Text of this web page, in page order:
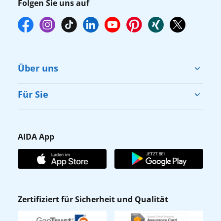
Folgen Sie uns auf
Über uns
Cruise & Help
Karriere
Affiliateprogramm
Verhaltens- & Ethikkodex
Für Sie
Gästefragebogen
AIDA Club
AIDA App
AIDA App
Zertifiziert für Sicherheit und Qualität